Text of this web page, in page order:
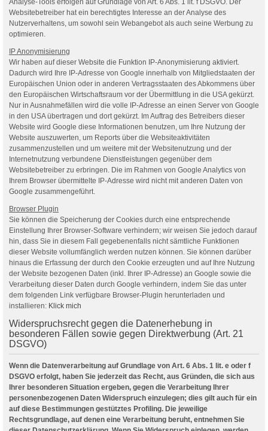
Analyse-Tools erfolgen auf Grundlage von Art. 6 Abs. 1 lit. f DSGVO. Der
Websitebetreiber hat ein berechtigtes Interesse an der Analyse des
Nutzerverhaltens, um sowohl sein Webangebot als auch seine Werbung zu
optimieren.
IP Anonymisierung
Wir haben auf dieser Website die Funktion IP-Anonymisierung aktiviert.
Dadurch wird Ihre IP-Adresse von Google innerhalb von Mitgliedstaaten der
Europäischen Union oder in anderen Vertragsstaaten des Abkommens über
den Europäischen Wirtschaftsraum vor der Übermittlung in die USA gekürzt.
Nur in Ausnahmefällen wird die volle IP-Adresse an einen Server von Google
in den USA übertragen und dort gekürzt. Im Auftrag des Betreibers dieser
Website wird Google diese Informationen benutzen, um Ihre Nutzung der
Website auszuwerten, um Reports über die Websiteaktivitäten
zusammenzustellen und um weitere mit der Websitenutzung und der
Internetnutzung verbundene Dienstleistungen gegenüber dem
Websitebetreiber zu erbringen. Die im Rahmen von Google Analytics von
Ihrem Browser übermittelte IP-Adresse wird nicht mit anderen Daten von
Google zusammengeführt.
Browser Plugin
Sie können die Speicherung der Cookies durch eine entsprechende
Einstellung Ihrer Browser-Software verhindern; wir weisen Sie jedoch darauf
hin, dass Sie in diesem Fall gegebenenfalls nicht sämtliche Funktionen
dieser Website vollumfänglich werden nutzen können. Sie können darüber
hinaus die Erfassung der durch den Cookie erzeugten und auf Ihre Nutzung
der Website bezogenen Daten (inkl. Ihrer IP-Adresse) an Google sowie die
Verarbeitung dieser Daten durch Google verhindern, indem Sie das unter
dem folgenden Link verfügbare Browser-Plugin herunterladen und
installieren: Klick mich
Widerspruchsrecht gegen die Datenerhebung in
besonderen Fällen sowie gegen Direktwerbung (Art. 21
DSGVO)
Wenn die Datenverarbeitung auf Grundlage von Art. 6 Abs. 1 lit. e oder f
DSGVO erfolgt, haben Sie jederzeit das Recht, aus Gründen, die sich aus
Ihrer besonderen Situation ergeben, gegen die Verarbeitung Ihrer
personenbezogenen Daten Widerspruch einzulegen; dies gilt auch für ein
auf diese Bestimmungen gestütztes Profiling. Die jeweilige
Rechtsgrundlage, auf denen eine Verarbeitung beruht, entnehmen Sie